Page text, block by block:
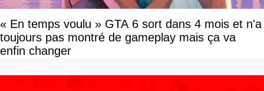
« En temps voulu » GTA 6 sort dans 4 mois et n'a
toujours pas montré de gameplay mais ça va
enfin changer